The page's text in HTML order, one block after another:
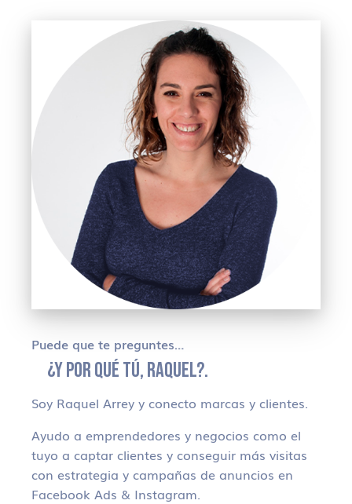
Puede que te preguntes…
¿Y POR QUÉ TÚ, RAQUEL?.
Soy Raquel Arrey y conecto marcas y clientes.
Ayudo a emprendedores y negocios como el
tuyo a captar clientes y conseguir más visitas
con estrategia y campañas de anuncios en
Facebook Ads & Instagram.